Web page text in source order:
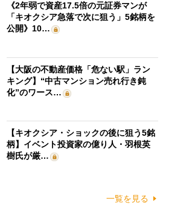
《2年弱で資産17.5倍の元証券マンが
「キオクシア急落で次に狙う」5銘柄を
公開》10…
【大阪の不動産価格「危ない駅」ラン
キング】“中古マンション売れ行き鈍
化”のワース…
【キオクシア・ショックの後に狙う5銘
柄】イベント投資家の億り人・羽根英
樹氏が厳…
一覧を見る